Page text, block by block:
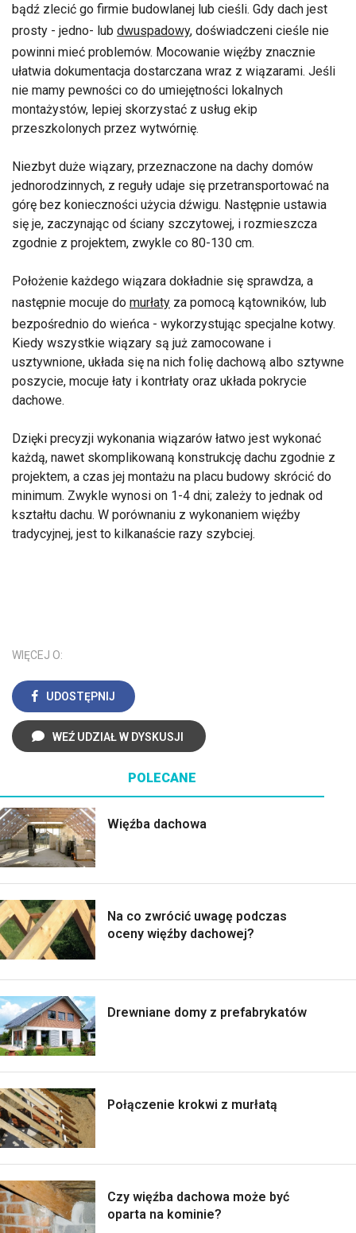
bądź zlecić go firmie budowlanej lub cieśli. Gdy dach jest
prosty - jedno- lub dwuspadowy, doświadczeni cieśle nie
powinni mieć problemów. Mocowanie więźby znacznie
ułatwia dokumentacja dostarczana wraz z wiązarami. Jeśli
nie mamy pewności co do umiejętności lokalnych
montażystów, lepiej skorzystać z usług ekip
przeszkolonych przez wytwórnię.
Niezbyt duże wiązary, przeznaczone na dachy domów
jednorodzinnych, z reguły udaje się przetransportować na
górę bez konieczności użycia dźwigu. Następnie ustawia
się je, zaczynając od ściany szczytowej, i rozmieszcza
zgodnie z projektem, zwykle co 80-130 cm.
Położenie każdego wiązara dokładnie się sprawdza, a
następnie mocuje do murłaty za pomocą kątowników, lub
bezpośrednio do wieńca - wykorzystując specjalne kotwy.
Kiedy wszystkie wiązary są już zamocowane i
usztywnione, układa się na nich folię dachową albo sztywne
poszycie, mocuje łaty i kontrłaty oraz układa pokrycie
dachowe.
Dzięki precyzji wykonania wiązarów łatwo jest wykonać
każdą, nawet skomplikowaną konstrukcję dachu zgodnie z
projektem, a czas jej montażu na placu budowy skrócić do
minimum. Zwykle wynosi on 1-4 dni; zależy to jednak od
kształtu dachu. W porównaniu z wykonaniem więźby
tradycyjnej, jest to kilkanaście razy szybciej.
WIĘCEJ O:
UDOSTĘPNIJ
WEŹ UDZIAŁ W DYSKUSJI
POLECANE
Więźba dachowa
Na co zwrócić uwagę podczas
oceny więźby dachowej?
Drewniane domy z prefabrykatów
Połączenie krokwi z murłatą
Czy więźba dachowa może być
oparta na kominie?